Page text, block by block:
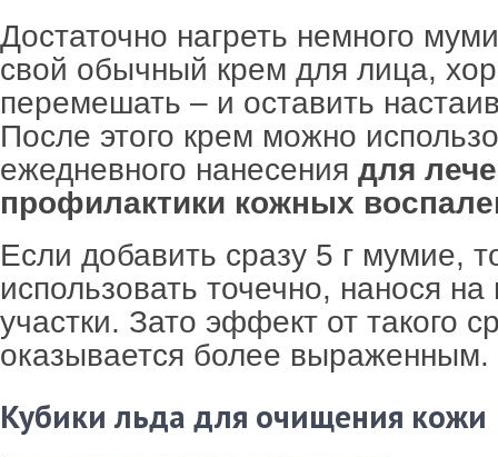
Достаточно нагреть немного
свой обычный крем для лица,
перемешать – и оставить
После этого крем можно
ежедневного нанесения для
профилактики кожных
Если добавить сразу 5 г мумие,
использовать точечно, нанося
участки. Зато эффект от такого
оказывается более выраженным.
Кубики льда для очищения кожи